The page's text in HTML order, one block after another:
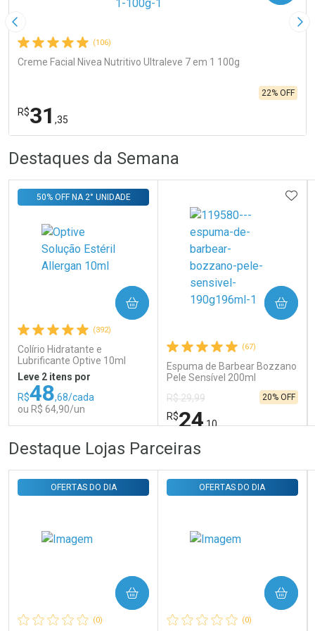
Imagem Anterior
(106)
Creme Facial Nivea Nutritivo Ultraleve 7 em 1 100g
R$31 ,35
22% OFF
Laboratório
Comprar sem Desconto
Por R$ 31,35/cada
Por Menos
Comprar sem Desconto
Por R$ 31,35/cada
Destaques da Semana
(392)
Colírio Hidratante e
Lubrificante Optive 10ml
50% OFF NA 2° UNIDADE
Leve 2 itens por
R$48,68/cada
ou R$ 64,90/un
COMPRAR
FECHAR
Laboratório
FECHAR
Por Menos
(67)
Espuma de Barbear Bozzano
Pele Sensível 200ml
R$ 29,99
R$24,10
20% OFF
COMPRAR
Destaque Lojas Parceiras
(0)
OFERTAS DO DIA
COMPRAR
(0)
OFERTAS DO DIA
COMPRAR